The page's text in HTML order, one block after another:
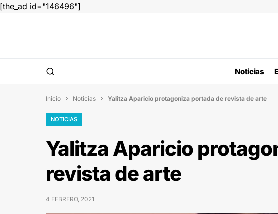
[the_ad id="146496"]
Noticias
Inicio  Noticias  Yalitza Aparicio protagoniza portada de revista de arte
NOTICIAS
Yalitza Aparicio
revista de arte
4 FEBRERO, 2021